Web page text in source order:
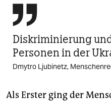

Diskriminierung
Personen in der
Dmytro Ljubinetz,
Als Erster ging der